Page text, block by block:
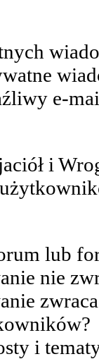
e-
i
lub
nie
i